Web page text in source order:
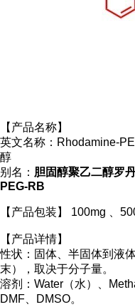
【产品名称】
英文名称：Rhodamine-
醇
别名： 胆固醇聚乙二醇罗
PEG-RB
【产品包装】 100mg 、
【产品详情】
性状：固体、半固体到液
末），取决于分子量。
溶剂
：Water（水）、
DMF、DMSO。